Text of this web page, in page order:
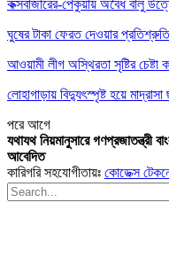
কক্সবাজারের-পেকুয়ায় অবৈধ বালু
ঘুষের টাকা ফেরত দেওয়ার
আওয়ামী লীগ অস্থিরতা সৃষ্টির
লোহাগাড়ায় বিদ্যুৎস্পৃষ্ট হয়ে
পরেআগে
যথাযথ নিয়মানুসারে গণপ্রজাতন্ত্রী
আবেদিত
কারিগরি সহযোগীতায়ঃ কোডেক্স